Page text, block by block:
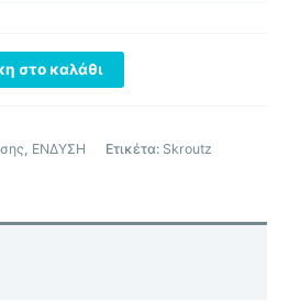
στο καλάθι
ΕΝΔΥΣΗ Ετικέτα: Skroutz